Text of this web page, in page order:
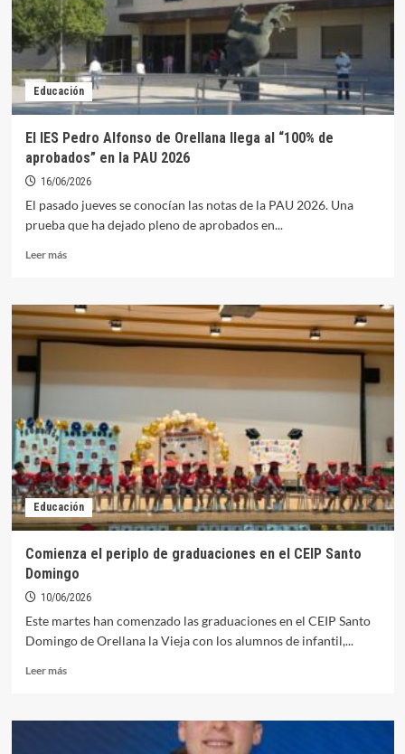
matriculación
en
enseñanzas
dirigidas
a
personas
adultas
Educación
El IES Pedro Alfonso de Orellana llega al “100% de
aprobados” en la PAU 2026
16/06/2026
El pasado jueves se conocían las notas de la PAU 2026. Una
prueba que ha dejado pleno de aprobados en...
Leer másLeer
El
IES
Pedro
de
Orellana
al
“100%
de
aprobados”
en
la
PAU
Educación
Comienza el periplo de graduaciones en el CEIP Santo
Domingo
10/06/2026
Este martes han comenzado las graduaciones en el CEIP Santo
Domingo de Orellana la Vieja con los alumnos de infantil,...
Leer másLeer
Comienza